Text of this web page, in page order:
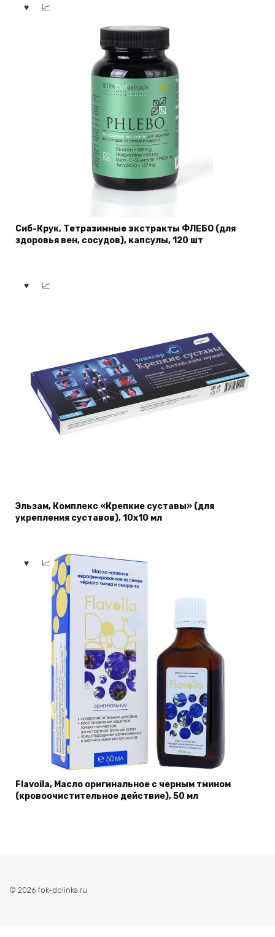
Сиб-Крук, Тетразимные экстракты ФЛЕБО (для
здоровья вен, сосудов), капсулы, 120 шт
Эльзам, Комплекс «Крепкие суставы» (для
укрепления суставов), 10х10 мл
Flavoila, Масло оригинальное с черным тмином
(кровоочистительное действие), 50 мл
© 2026 fok-dolinka.ru